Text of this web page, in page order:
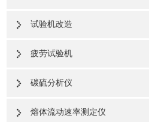
试验机改造
疲劳试验机
碳硫分析仪
熔体流动速率测定仪